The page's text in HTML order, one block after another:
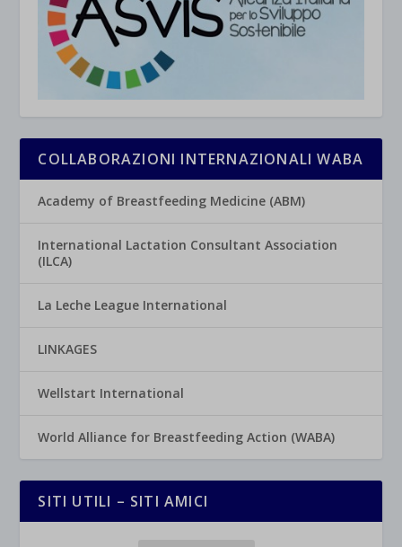
COLLABORAZIONI INTERNAZIONALI WABA
Academy of Breastfeeding Medicine (ABM)
International Lactation Consultant Association
(ILCA)
La Leche League International
LINKAGES
Wellstart International
World Alliance for Breastfeeding Action (WABA)
SITI UTILI – SITI AMICI